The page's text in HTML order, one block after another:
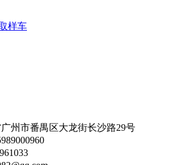
样车
州市番禺区大龙街长沙路29号